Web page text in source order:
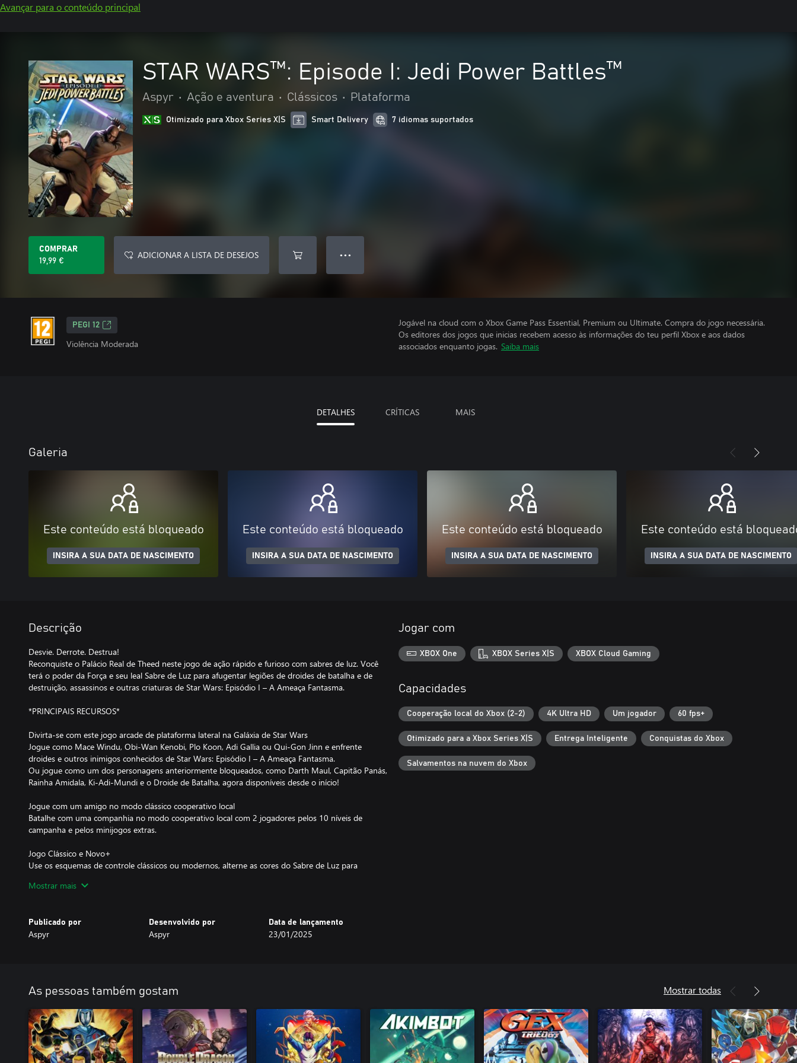
Avançar para o conteúdo principal
STAR WARS™: Episode I: Jedi Power Battles™
Aspyr • Ação e aventura • Clássicos • Plataforma
Otimizado para Xbox Series X|S Smart Delivery 7 idiomas suportados
COMPRAR
19,99 €
ADICIONAR A LISTA DE DESEJOS ● ● ●
PEGI 12
Violência Moderada
Jogável na cloud com o Xbox Game Pass Essential, Premium ou Ultimate. Compra do jogo necessária.
Os editores dos jogos que inicias recebem acesso às informações do teu perfil Xbox e aos dados
associados enquanto jogas. Saiba mais
DETALHES CRÍTICAS MAIS
Galeria
Este conteúdo está bloqueado
INSIRA A SUA DATA DE NASCIMENTO
Este conteúdo está bloqueado
INSIRA A SUA DATA DE NASCIMENTO
Este conteúdo está bloqueado
INSIRA A SUA DATA DE NASCIMENTO
Este conteúdo está
INSIRA A SUA DATA DE NASCIMENTO
Descrição
Desvie. Derrote. Destrua!
Reconquiste o Palácio Real de Theed neste jogo de ação rápido e furioso com sabres de luz. Você
terá o poder da Força e seu leal Sabre de Luz para afugentar legiões de droides de batalha e de
destruição, assassinos e outras criaturas de Star Wars: Episódio I – A Ameaça Fantasma.
*PRINCIPAIS RECURSOS*
Divirta-se com este jogo arcade de plataforma lateral na Galáxia de Star Wars
Jogue como Mace Windu, Obi-Wan Kenobi, Plo Koon, Adi Gallia ou Qui-Gon Jinn e enfrente
droides e outros inimigos conhecidos de Star Wars: Episódio I – A Ameaça Fantasma.
Ou jogue como um dos personagens anteriormente bloqueados, como Darth Maul, Capitão Panás,
Rainha Amidala, Ki-Adi-Mundi e o Droide de Batalha, agora disponíveis desde o início!
Jogue com um amigo no modo clássico cooperativo local
Batalhe com uma companhia no modo cooperativo local com 2 jogadores pelos 10 níveis de
campanha e pelos minijogos extras.
Jogo Clássico e Novo+
Use os esquemas de controle clássicos ou modernos, alterne as cores do Sabre de Luz para
códigos de truques clássicos, como o Big Head Mode, e descubra mais surpresas na comemoração
Mostrar mais
Publicado por
Aspyr
Desenvolvido por
Aspyr
Data de lançamento
23/01/2025
Jogar com
XBOX One XBOX Series X|S XBOX Cloud Gaming
Capacidades
Cooperação local do Xbox (2-2) 4K Ultra HD Um jogador 60 fps+
Otimizado para a Xbox Series X|S Entrega Inteligente Conquistas do Xbox
Salvamentos na nuvem do Xbox
As pessoas também gostam Mostrar todas